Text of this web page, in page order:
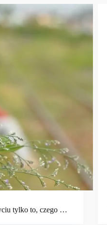
tylko to, czego …